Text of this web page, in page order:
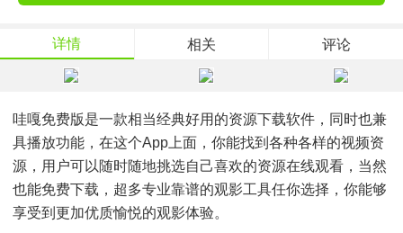
详情 相关 评论
哇嘎免费版是一款相当经典好用的资源下载软件，同时也兼
具播放功能，在这个app上面，你能找到各种各样的视频资
源，用户可以随时随地挑选自己喜欢的资源在线观看，当然
也能免费下载，超多专业靠谱的观影工具任你选择，你能够
享受到更加优质愉悦的观影体验。